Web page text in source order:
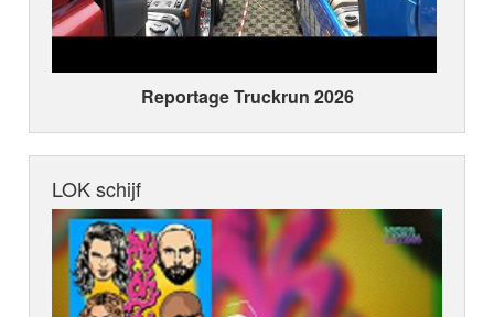
Reportage Truckrun 2026
LOK schijf